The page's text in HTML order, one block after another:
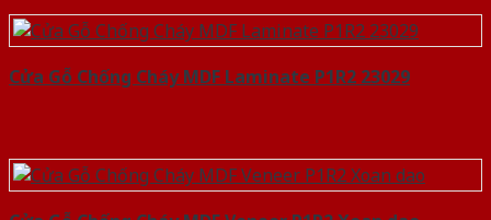
Cửa Gỗ Chống Cháy MDF Laminate P1R2 23029